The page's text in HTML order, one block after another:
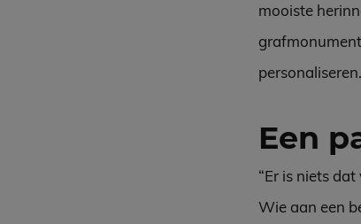
mooiste
Een
“Er is niets
Wie aan een